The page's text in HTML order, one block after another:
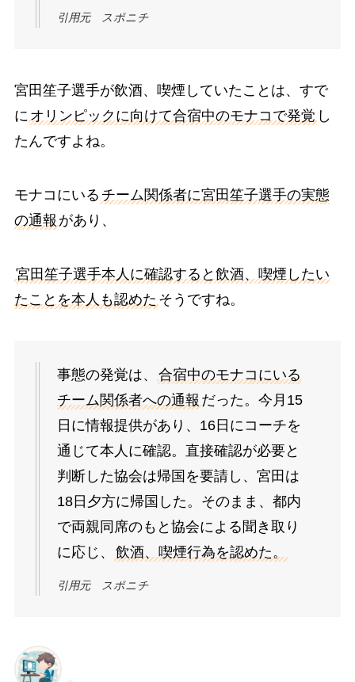
引用元 スポニチ
宮田笙子選手が飲酒、喫煙していたことは、すで
に オリンピックに向けて合宿中のモナコで発覚 し
たんですよね。
モナコにいる チーム関係者に宮田笙子選手の実態
の通報 があり、
宮田笙子選手本人に確認すると飲酒、喫煙したい
たことを本人も認めた そうですね。
事態の発覚は、
合宿中のモナコにいる
チーム関係者への通報 だった。今月15
日に情報提供があり、16日にコーチを
通じて本人に確認。直接確認が必要と
判断した協会は帰国を要請し、宮田は
18日夕方に帰国した。そのまま、都内
で両親同席のもと協会による聞き取り
に応じ、
飲酒、喫煙行為を認めた。
引用元 スポニチ